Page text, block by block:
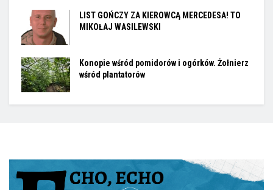
LIST GOŃCZY ZA KIEROWCĄ MERCEDESA! TO
MIKOŁAJ WASILEWSKI
Konopie wśród pomidorów i ogórków. Żołnierz
wśród plantatorów